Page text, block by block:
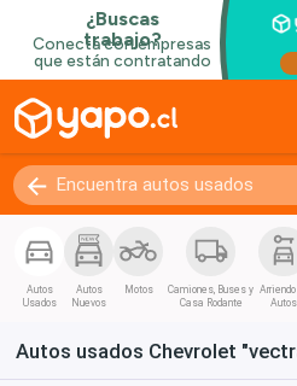
Autos
Usados
Autos
Nuevos
Motos
Camiones, Buses y
Casa Rodante
Arriendo
Autos
Autos usados Chevrolet
Kilómetros 0 - 250000+